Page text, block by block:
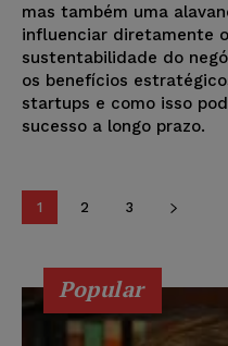
mas também uma
influenciar diretamente
sustentabilidade do
os benefícios
startups e como isso
sucesso a longo prazo.
1 2 3
Popular